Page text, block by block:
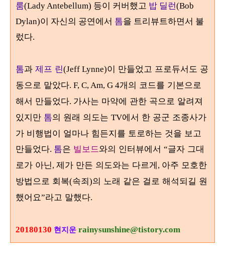
룸(Lady Antebellum) 등이 커버했고 밥 딜런(Bob
Dylan)이 자신의 공연에서 톰을 트리뷰트하면서 불
렀다.
톰과 제프 린(Jeff Lynne)이 만들었고 프로듀서도 공
동으로 맡았다. F, C, Am, G 4개의 코드를 기본으로
해서 만들었다. 가사는 마약에 관한 곡으로 알려져
있지만 톰의 원래 의도는 TV에서 한 공군 조종사가
가 비행법이 얼마나 힘든지를 토로하는 것을 보고
만들었다. 톰은 빌보드와의 인터뷰에서 “글자 그대
로가 아닌, 제가 만든 의도와는 다르게, 아주 모호한
방법으로 회복(속죄)의 노래 같은 걸로 해석되길 원
했어요”라고 말했다.
20180130 현지운 rainysunshine@tistory.com